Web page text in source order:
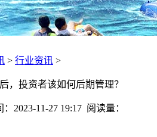
> 行业资讯 >
，投资者该如何后期管理？
2023-11-27 19:17 阅读量：